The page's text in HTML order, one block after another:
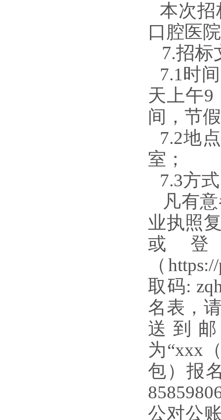
本次
口腔医
7.招标
7.1时
天 上午
间，节
7.2地
室；
7.3方
凡有意
业执照
或
（
取码:
名表，
送到邮
为“xxx
包）报
公对公